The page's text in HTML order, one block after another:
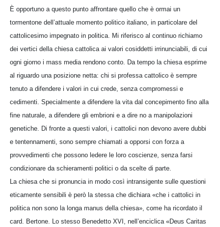
È opportuno a questo punto affrontare quello che è ormai un
tormentone dell’attuale momento politico italiano, in particolare del
cattolicesimo impegnato in politica. Mi riferisco al continuo richiamo
dei vertici della chiesa cattolica ai valori cosiddetti irrinunciabili, di cui
ogni giorno i mass media rendono conto. Da tempo la chiesa esprime
al riguardo una posizione netta: chi si professa cattolico è sempre
tenuto a difendere i valori in cui crede, senza compromessi e
cedimenti. Specialmente a difendere la vita dal concepimento fino alla
fine naturale, a difendere gli embrioni e a dire no a manipolazioni
genetiche. Di fronte a questi valori, i cattolici non devono avere dubbi
e tentennamenti, sono sempre chiamati a opporsi con forza a
provvedimenti che possono ledere le loro coscienze, senza farsi
condizionare da schieramenti politici o da scelte di parte.
La chiesa che si pronuncia in modo così intransigente sulle questioni
eticamente sensibili è però la stessa che dichiara «che i cattolici in
politica non sono la longa manus della chiesa», come ha ricordato il
card. Bertone. Lo stesso Benedetto XVI, nell’enciclica «Deus Caritas